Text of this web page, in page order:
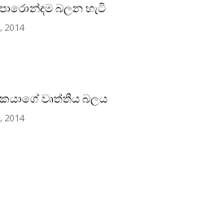
බලන හැටි
2014
වෘත්තීය බලය
2014